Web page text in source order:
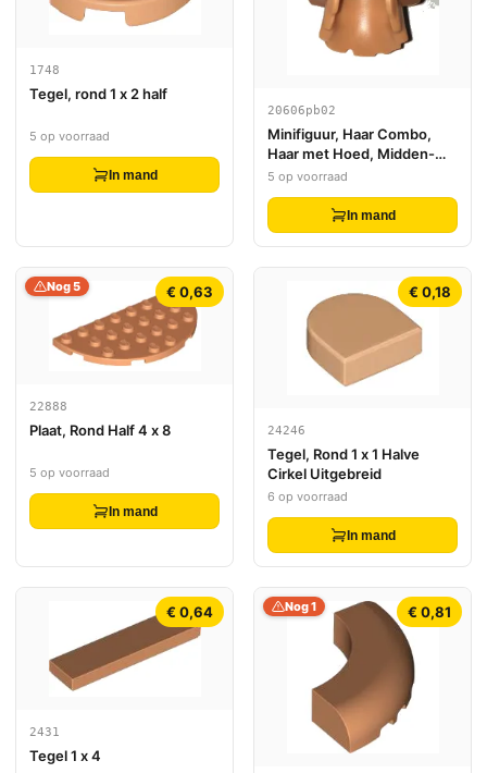
1748
Tegel, rond 1 x 2 half
5 op voorraad
In mand
20606pb02
Minifiguur, Haar Combo,
Haar met Hoed, Midden-
Lengte Warrig met
Donkeroranje Slappe
Heksenhoed Patroon
5 op voorraad
In mand
€ 0,63
Nog 5
22888
Plaat, Rond Half 4 x 8
5 op voorraad
In mand
€ 0,18
24246
Tegel, Rond 1 x 1 Halve
Cirkel Uitgebreid
6 op voorraad
In mand
€ 0,64
2431
Tegel 1 x 4
€ 0,81
Nog 1